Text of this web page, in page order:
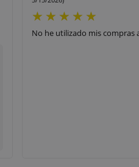
No he utilizado mis compras